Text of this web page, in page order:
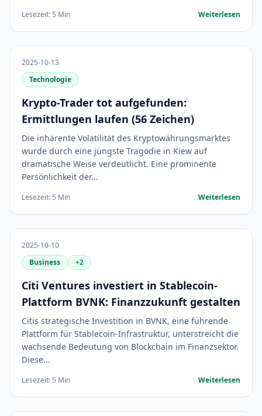
Lesezeit: 5 Min Weiterlesen
2025-10-13
Technologie
Krypto-Trader tot aufgefunden:
Ermittlungen laufen (56 Zeichen)
Die inhärente Volatilität des Kryptowährungsmarktes
wurde durch eine jüngste Tragödie in Kiew auf
dramatische Weise verdeutlicht. Eine prominente
Persönlichkeit der...
Lesezeit: 5 Min Weiterlesen
2025-10-10
Business
+2
Citi Ventures investiert in Stablecoin-
Plattform BVNK: Finanzzukunft gestalten
Citis strategische Investition in BVNK, eine führende
Plattform für Stablecoin-Infrastruktur, unterstreicht die
wachsende Bedeutung von Blockchain im Finanzsektor.
Diese...
Lesezeit: 5 Min Weiterlesen